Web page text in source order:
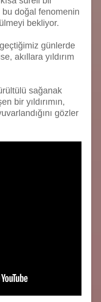
doğal fenomenin
bekliyor.
günlerde
akıllara yıldırım
sağanak
bir yıldırımın,
gözler